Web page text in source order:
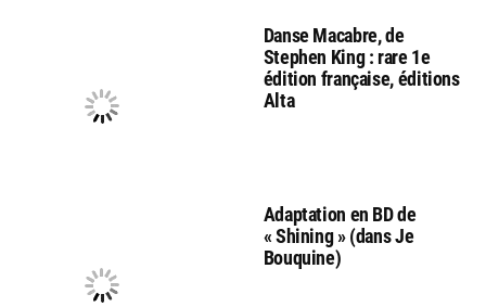
Danse Macabre, de
Stephen King : rare 1e
édition française, éditions
Alta
Adaptation en BD de
« Shining » (dans Je
Bouquine)